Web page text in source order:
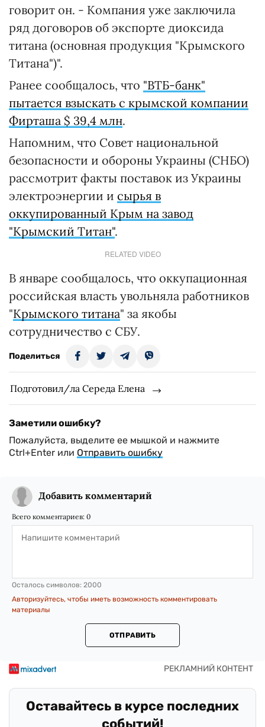
говорит он. - Компания уже заключила
ряд договоров об экспорте диоксида
титана (основная продукция "Крымского
Титана")".
Ранее сообщалось, что "ВТБ-банк"
пытается взыскать с крымской компании
Фирташа $ 39,4 млн.
Напомним, что Совет национальной
безопасности и обороны Украины (СНБО)
рассмотрит факты поставок из Украины
электроэнергии и сырья в
оккупированный Крым на завод
"Крымский Титан".
RELATED VIDEO
В январе сообщалось, что оккупационная
российская власть увольняла работников
"Крымского титана" за якобы
сотрудничество с СБУ.
Поделиться
Подготовил/ла Середа Елена
Заметили ошибку?
Пожалуйста, выделите ее мышкой и нажмите
Ctrl+Enter или Отправить ошибку
Добавить комментарий
Всего комментариев: 0
Осталось символов: 2000
Авторизуйтесь, чтобы иметь возможность комментировать
материалы
ОТПРАВИТЬ
Оставайтесь в курсе последних
событий!